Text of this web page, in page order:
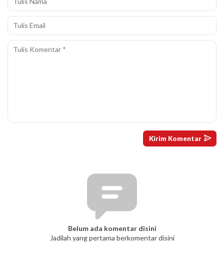
Belum ada komentar disini
Jadilah yang pertama berkomentar disini